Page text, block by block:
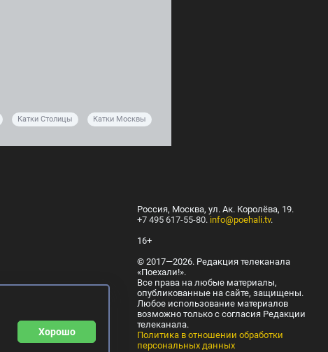
Катки Столицы Катки Москвы
Россия, Москва, ул. Ак. Королёва, 19.
+7 495 617-55-80. info@poehali.tv.
16+
© 2017—2026. Редакция телеканала
«Поехали!».
Все права на любые материалы,
опубликованные на сайте, защищены.
Любое использование материалов
возможно только с согласия Редакции
телеканала.
Политика в отношении обработки
персональных данных
Хорошо